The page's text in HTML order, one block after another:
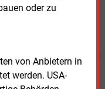
oder zu
von Anbietern in
werden. USA-
zum europäischen
und den
Montag, 22.06.2026, 15:53